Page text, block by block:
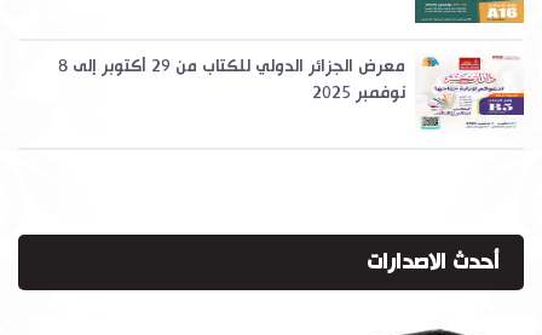
معرض الجزائر الدولي للكتاب من 29 أكتوبر إلى 8
نوفمبر 2025
أحدث الاصدارات